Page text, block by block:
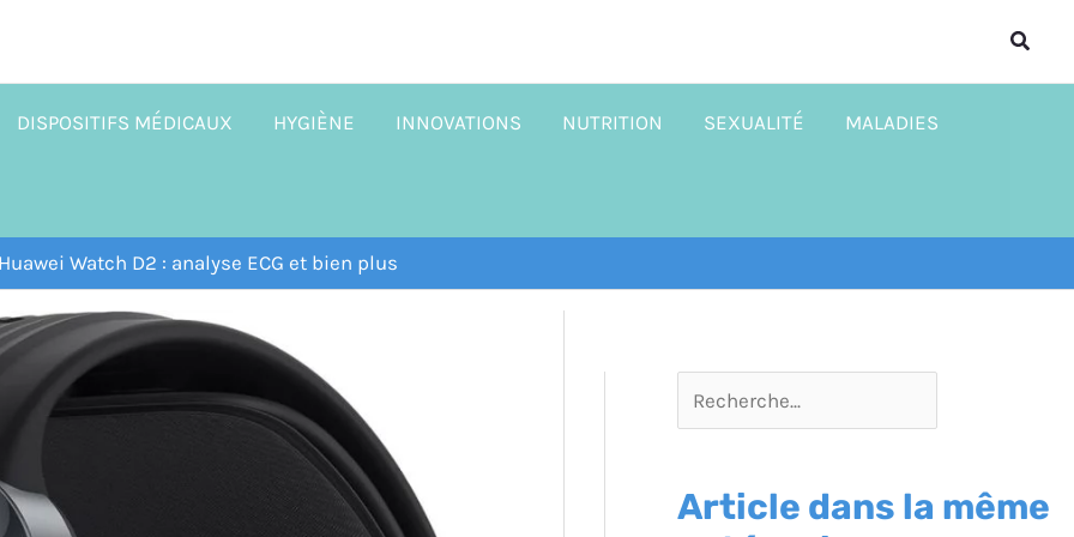
DISPOSITIFS MÉDICAUX HYGIÈNE INNOVATIONS NUTRITION SEXUALITÉ MALADIES
Watch D2 : analyse ECG et bien plus
Article dans la même